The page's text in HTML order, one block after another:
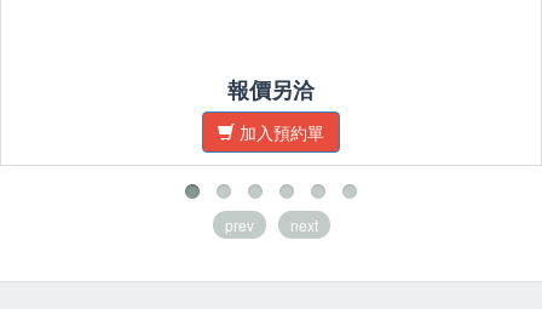
報價另洽
加入預約單
prev next